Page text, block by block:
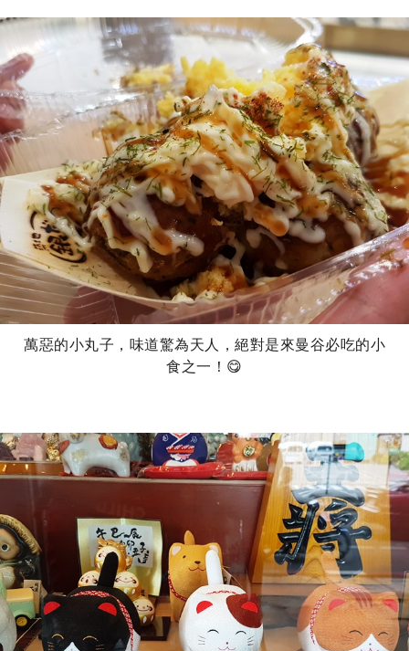
萬惡的小丸子，味道驚為天人，絕對是來曼谷必吃的小
食之一！😋